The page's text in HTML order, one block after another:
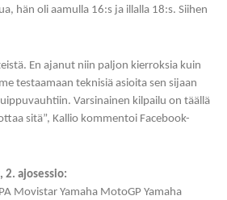
hän oli aamulla 16:s ja illalla 18:s. Siihen
En ajanut niin paljon kierroksia kuin
testaamaan teknisiä asioita sen sijaan
Varsinainen kilpailu on täällä
sitä”, Kallio kommentoi Facebook-
2. ajosessio:
Movistar Yamaha MotoGP Yamaha